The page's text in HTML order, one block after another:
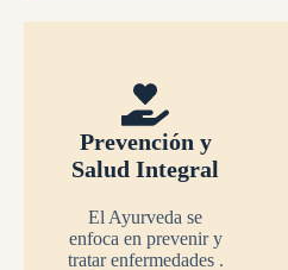
Prevención y
Salud Integral
El Ayurveda se
enfoca en prevenir y
tratar enfermedades .